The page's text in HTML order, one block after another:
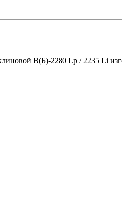
В(Б)-2280 Lp / 2235 Li